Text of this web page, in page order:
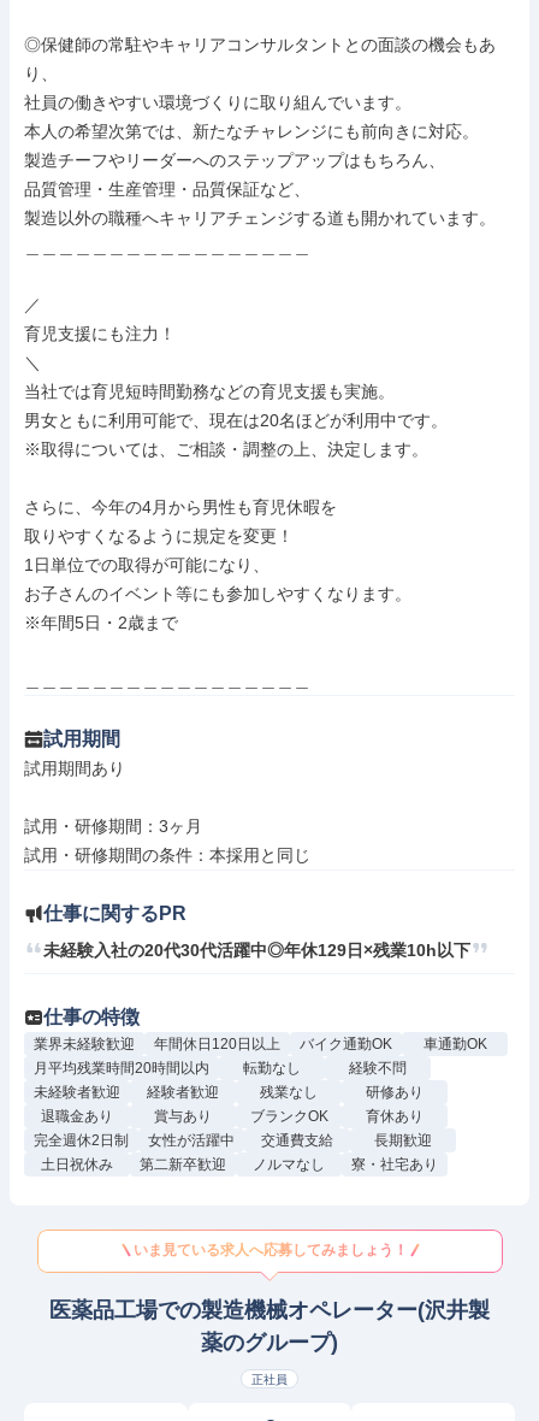
◎保健師の常駐やキャリアコンサルタントとの面談の機会もあ
り、
社員の働きやすい環境づくりに取り組んでいます。
本人の希望次第では、新たなチャレンジにも前向きに対応。
製造チーフやリーダーへのステップアップはもちろん、
品質管理・生産管理・品質保証など、
製造以外の職種へキャリアチェンジする道も開かれています。
／
育児支援にも注力！
＼
当社では育児短時間勤務などの育児支援も実施。
男女ともに利用可能で、現在は20名ほどが利用中です。
※取得については、ご相談・調整の上、決定します。
さらに、今年の4月から男性も育児休暇を
取りやすくなるように規定を変更！
1日単位での取得が可能になり、
お子さんのイベント等にも参加しやすくなります。
※年間5日・2歳まで
試用期間
試用期間あり
試用・研修期間：3ヶ月
仕事に関するPR
未経験入社の20代30代活躍中◎年休129日×残業10h以下
仕事の特徴
業界未経験歓迎 年間休日120日以上 バイク通勤OK
車通勤OK
月平均残業時間20時間以内
転勤なし
経験不問
未経験者歓迎
経験者歓迎 残業なし
研修あり
退職金あり
賞与あり ブランクOK
育休あり
完全週休2日制
女性が活躍中 交通費支給
長期歓迎
土日祝休み
第二新卒歓迎 ノルマなし 寮・社宅あり
いま見ている求人へ応募してみましょう！
医薬品工場での製造機械オペレーター(沢井製
薬のグループ)
正社員